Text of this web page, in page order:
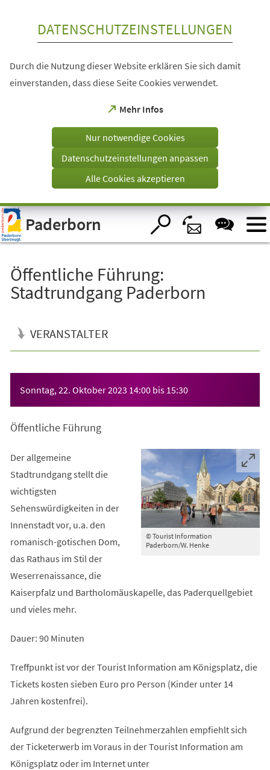
Visuelle
Assistenzsoftware
öffnen.
DATENSCHUTZEINSTELLUNGEN
Durch die Nutzung dieser Website erklären Sie sich damit
einverstanden, dass diese Seite Cookies verwendet.
Mehr Infos
(Öffnet
einem
Tab)
Nur notwendige Cookies
Datenschutzeinstellungen anpassen
Alle Cookies akzeptieren
Paderborn
Öffentliche Führung:
Stadtrundgang Paderborn
VERANSTALTER
Sonntag, 22. Oktober 2023 14:00 bis 15:30
Öffentliche Führung
© Tourist Information
Paderborn/W. Henke
Der allgemeine
Stadtrundgang stellt die
wichtigsten
Sehenswürdigkeiten in der
Innenstadt vor, u.a. den
romanisch-gotischen Dom,
das Rathaus im Stil der
Weserrenaissance, die
Kaiserpfalz und Bartholomäuskapelle, das Paderquellgebiet
und vieles mehr.
Dauer: 90 Minuten
Treffpunkt ist vor der Tourist Information am Königsplatz, die
Tickets kosten sieben Euro pro Person (Kinder unter 14
Jahren kostenfrei).
Aufgrund der begrenzten Teilnehmerzahlen empfiehlt sich
der Ticketerwerb im Voraus in der Tourist Information am
Königsplatz oder im Internet unter